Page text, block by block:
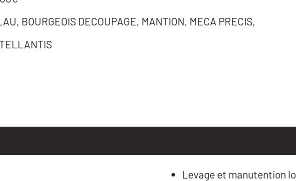
BOURGEOIS DECOUPAGE, MANTION, MECA PRECIS,
Levage et manutention